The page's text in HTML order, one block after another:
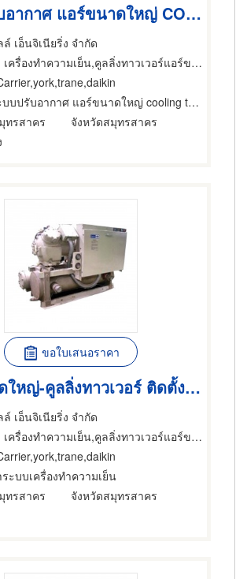
ระบบปรับอากาศ แอร์ขนาดใหญ่ COOLING TOWER เครื่องปรับอากาศ
เอ็นจิเนียริ่ง จำกัด
ครื่องทำความเย็น,คูลลิ่งทาวเวอร์แอร์ขนาดใหญ่,แอร์ขนาดเล็กและชนิดแยกส่วน
บปรับอากาศ แอร์ขนาดใหญ่ cooling tower
ทรสาคร
จังหวัดสมุทรสาคร
ขอใบเสนอราคา
แอร์ขนาดใหญ่-คูลลิ่งทาวเวอร์ ติดตั้งเครื่องปรับอากาศ แอร์
เอ็นจิเนียริ่ง จำกัด
ครื่องทำความเย็น,คูลลิ่งทาวเวอร์แอร์ขนาดใหญ่,เครื่องถ่ายเทความร้อน
ระบบเครื่องทำความเย็น
ทรสาคร
จังหวัดสมุทรสาคร